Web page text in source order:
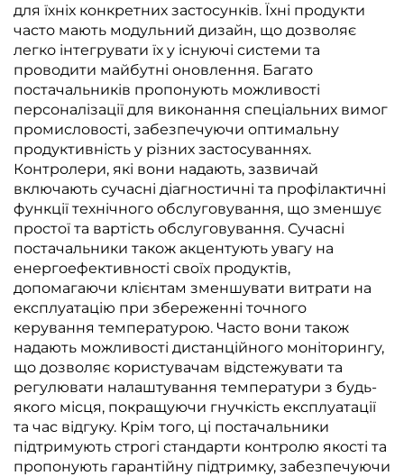
для їхніх конкретних застосунків. Їхні продукти
часто мають модульний дизайн, що дозволяє
легко інтегрувати їх у існуючі системи та
проводити майбутні оновлення. Багато
постачальників пропонують можливості
персоналізації для виконання спеціальних вимог
промисловості, забезпечуючи оптимальну
продуктивність у різних застосуваннях.
Контролери, які вони надають, зазвичай
включають сучасні діагностичні та профілактичні
функції технічного обслуговування, що зменшує
простої та вартість обслуговування. Сучасні
постачальники також акцентують увагу на
енергоефективності своїх продуктів,
допомагаючи клієнтам зменшувати витрати на
експлуатацію при збереженні точного
керування температурою. Часто вони також
надають можливості дистанційного моніторингу,
що дозволяє користувачам відстежувати та
регулювати налаштування температури з будь-
якого місця, покращуючи гнучкість експлуатації
та час відгуку. Крім того, ці постачальники
підтримують строгі стандарти контролю якості та
пропонують гарантійну підтримку, забезпечуючи